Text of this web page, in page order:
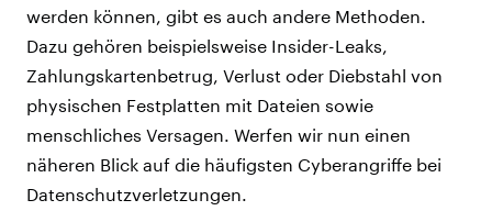
werden können, gibt es auch andere Methoden.
Dazu gehören beispielsweise Insider-Leaks,
Zahlungskartenbetrug, Verlust oder Diebstahl von
physischen Festplatten mit Dateien sowie
menschliches Versagen. Werfen wir nun einen
näheren Blick auf die häufigsten Cyberangriffe bei
Datenschutzverletzungen.